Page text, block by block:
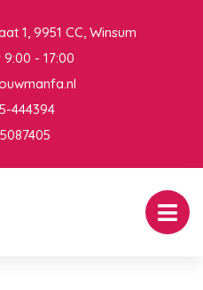
1, 9951 CC, Winsum
- 17:00
444394